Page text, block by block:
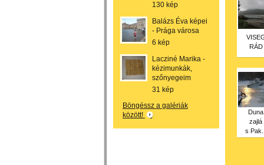
130 kép
Balázs Éva képei
- Prága városa
6 kép
Lacziné Marika -
kézimunkák,
szőnyegeim
31 kép
Böngéssz a galériák
között!
RÁD
Duna
zajlá
s Pak...